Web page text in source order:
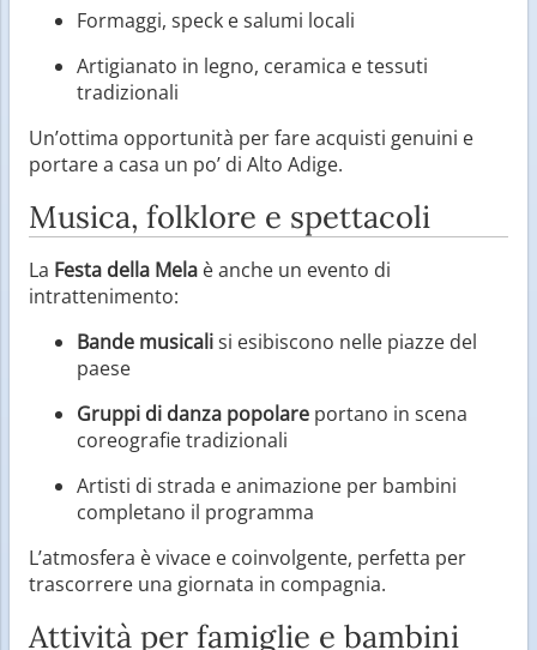
Formaggi, speck e salumi locali
Artigianato in legno, ceramica e tessuti
tradizionali
Un’ottima opportunità per fare acquisti genuini e
portare a casa un po’ di Alto Adige.
Musica, folklore e spettacoli
La Festa della Mela è anche un evento di
intrattenimento:
Bande musicalisi esibiscono nelle piazze del
paese
Gruppi di danza popolare portano in scena
coreografie tradizionali
Artisti di strada e animazione per bambini
completano il programma
L’atmosfera è vivace e coinvolgente, perfetta per
trascorrere una giornata in compagnia.
Attività per famiglie e bambini